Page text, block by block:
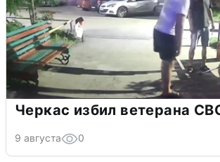
Черкас избил ветерана
9 августа 0